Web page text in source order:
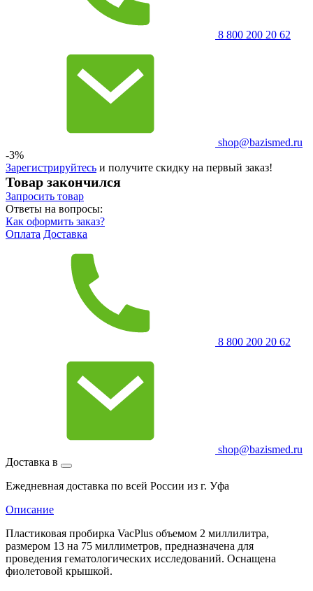
8 800 200 20 62
shop@bazismed.ru
-3%
Зарегистрируйтесь и получите скидку на первый заказ!
Товар закончился
Запросить товар
Ответы на вопросы:
Как оформить заказ?
Оплата Доставка
8 800 200 20 62
shop@bazismed.ru
Доставка в
Ежедневная доставка по всей России из г. Уфа
Описание
Пластиковая пробирка VacPlus объемом 2 миллилитра,
размером 13 на 75 миллиметров, предназначена для
проведения гематологических исследований. Оснащена
фиолетовой крышкой.